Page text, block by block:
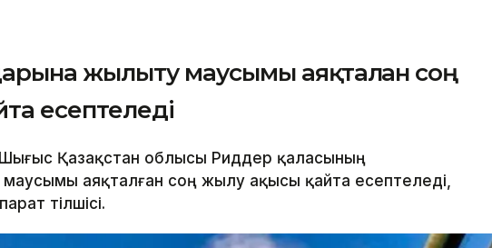
жылыту маусымы аяқталған соң
есептеледі
Шығыс Қазақстан облысы Риддер қаласының
аяқталған соң жылу ақысы қайта есептеледі,
тілшісі.